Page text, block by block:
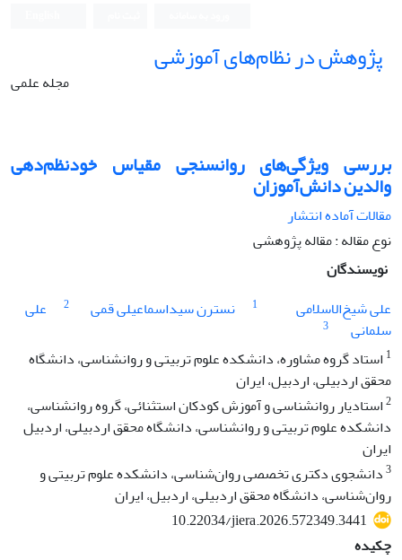
پژوهش در نظام‌های آموزشی
مجله علمی
بررسی ویژگی‌های روانسنجی مقیاس خودنظم‌دهی
والدین دانش‌آموزان
مقالات آماده انتشار
نوع مقاله : مقاله پژوهشی
نویسندگان
علی شیخ‌الاسلامی
1 نسترن سیداسماعیلی قمی 2
علی
سلمانی
3
1 استاد گروه مشاوره، دانشکده علوم تربیتی و روانشناسی، دانشگاه
محقق اردبیلی، اردبیل، ایران
2استادیار روانشناسی و آموزش کودکان استثنائی، گروه روانشناسی،
دانشکده علوم تربیتی و روانشناسی، دانشگاه محقق اردبیلی، اردبیل
ایران
3دانشجوی دکتری تخصصی روان‌شناسی، دانشکده علوم تربیتی و
روان‌شناسی، دانشگاه محقق اردبیلی، اردبیل، ایران
10.22034/jiera.2026.572349.3441
چکیده